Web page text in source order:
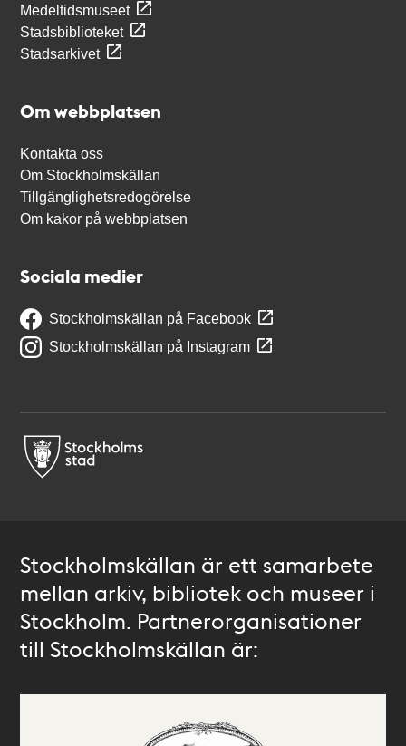
Medeltidsmuseet
Stadsbiblioteket
Stadsarkivet
Om webbplatsen
Kontakta oss
Om Stockholmskällan
Tillgänglighetsredogörelse
Om kakor på webbplatsen
Sociala medier
Stockholmskällan på Facebook
Stockholmskällan på Instagram
Stockholmskällan är ett samarbete
mellan arkiv, bibliotek och museer i
Stockholm. Partnerorganisationer
till Stockholmskällan är: